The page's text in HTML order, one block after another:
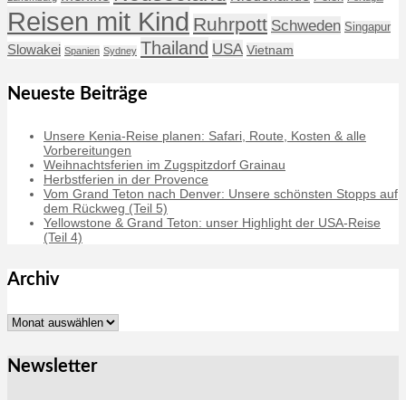
Reisen mit Kind Ruhrpott Schweden Singapur
Slowakei Spanien Sydney Thailand USA Vietnam
Neueste Beiträge
Unsere Kenia-Reise planen: Safari, Route, Kosten & alle
Vorbereitungen
Weihnachtsferien im Zugspitzdorf Grainau
Herbstferien in der Provence
Vom Grand Teton nach Denver: Unsere schönsten Stopps auf
dem Rückweg (Teil 5)
Yellowstone & Grand Teton: unser Highlight der USA-Reise
(Teil 4)
Archiv
Archiv
Newsletter